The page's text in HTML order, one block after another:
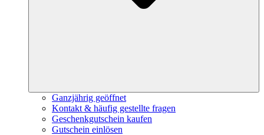
Ganzjährig geöffnet
Kontakt & häufig gestellte fragen
Geschenkgutschein kaufen
Gutschein einlösen